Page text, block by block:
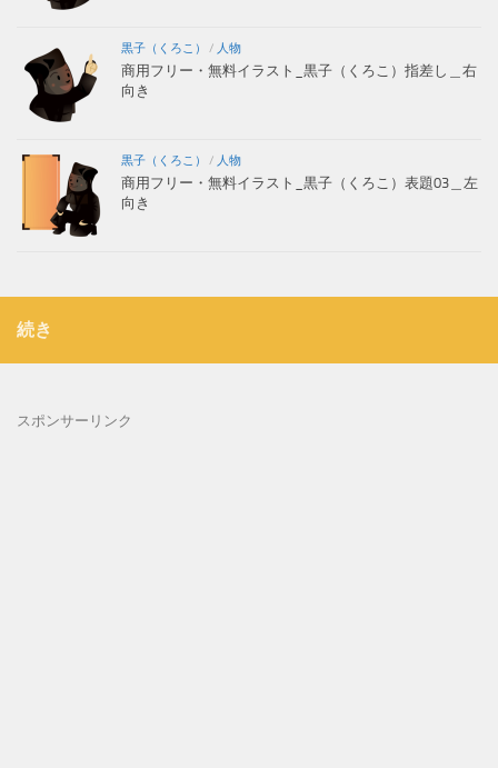
黒子（くろこ） / 人物
商用フリー・無料イラスト_黒子（くろこ）指差し＿右
向き
黒子（くろこ） / 人物
商用フリー・無料イラスト_黒子（くろこ）表題03＿左
向き
続き
スポンサーリンク